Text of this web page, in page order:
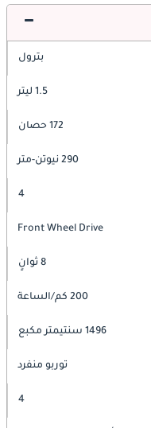
بترول
1.5 ليتر
172 حصان
290 نيوتن-متر
4
Front Wheel Drive
8 ثوانٍ
200 كم/الساعة
1496 سنتيمتر مكبع
توربو منفرد
4